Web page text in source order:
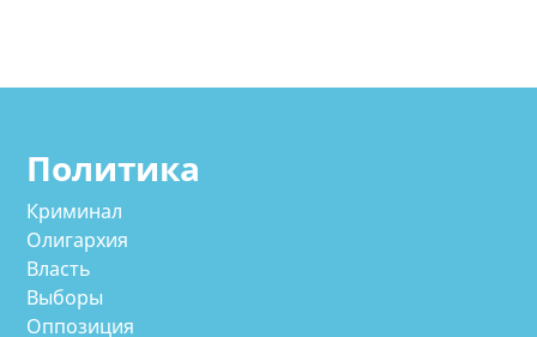
Политика
Криминал
Олигархия
Власть
Выборы
Оппозиция